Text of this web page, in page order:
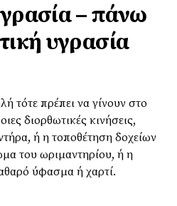
– πάνω
υγρασία
τότε πρέπει να γίνουν στο
διορθωτικές κινήσεις,
ή η τοποθέτηση δοχείων
του ωριμαντηρίου, ή η
ύφασμα ή χαρτί.